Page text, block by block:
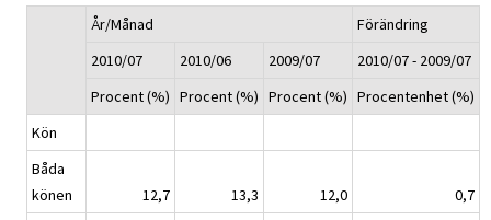
År/Månad
Förändring
2010/07
2010/06 2009/07
2010/07 - 2009/07
Procent (%) Procent (%) Procent (%) Procentenhet (%)
Kön
Båda
könen
12,7 13,3 12,0
0,7